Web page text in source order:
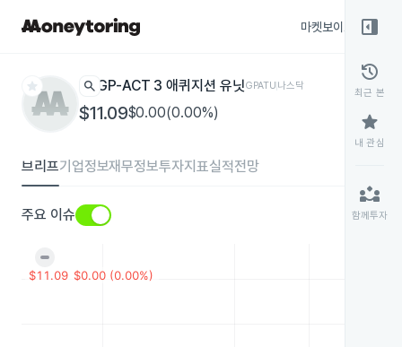
마켓보이스
star search GP-ACT 3 애퀴지션 유닛GPATU나스닥
$11.09$0.00(0.00%)
브리프기업정보재무정보투자지표실적전망
주요 이슈
right_panel_open
history
최근 본
star
내 관심
partner_exchange
함께투자